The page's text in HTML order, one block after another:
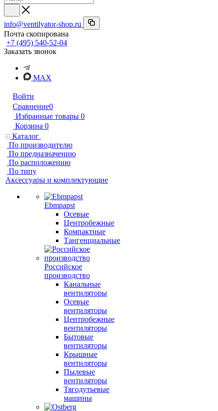
info@ventilyator-shop.ru
Почта скопирована
+7 (495) 540-52-04
Заказать звонок
MAX
Войти
Сравнение0
Избранные товары 0
Корзина 0
Каталог
По производителю
По предназначению
По расположению
По типу
Аксессуары и комплектующие
Ebmpapst
Осевые
Центробежные
Компактные
Тангенциальные
Российское
производство
Канальные
вентиляторы
Осевые
вентиляторы
Центробежные
вентиляторы
Бытовые
вентиляторы
Крышные
вентиляторы
Пылевые
вентиляторы
Тягодутьевые
машины